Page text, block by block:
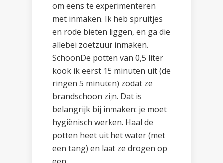
om eens te experimenteren
met inmaken. Ik heb spruitjes
en rode bieten liggen, en ga die
allebei zoetzuur inmaken.
SchoonDe potten van 0,5 liter
kook ik eerst 15 minuten uit (de
ringen 5 minuten) zodat ze
brandschoon zijn. Dat is
belangrijk bij inmaken: je moet
hygiënisch werken. Haal de
potten heet uit het water (met
een tang) en laat ze drogen op